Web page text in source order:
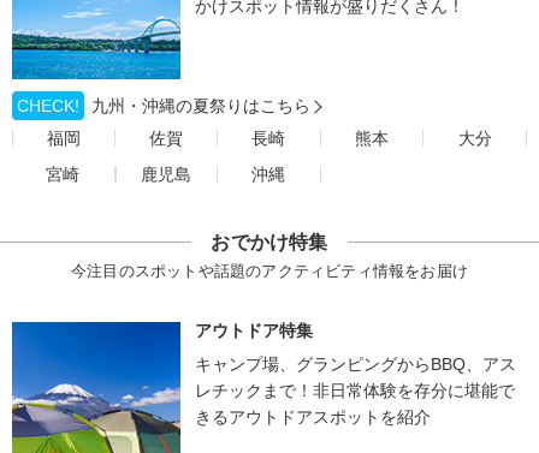
かけスポット情報が盛りだくさん！
CHECK!
九州・沖縄の夏祭りはこちら
福岡
佐賀 長崎 熊本
大分
宮崎
鹿児島 沖縄
おでかけ特集
今注目のスポットや話題のアクティビティ情報をお届け
アウトドア特集
キャンプ場、グランピングからBBQ、アス
レチックまで！非日常体験を存分に堪能で
きるアウトドアスポットを紹介